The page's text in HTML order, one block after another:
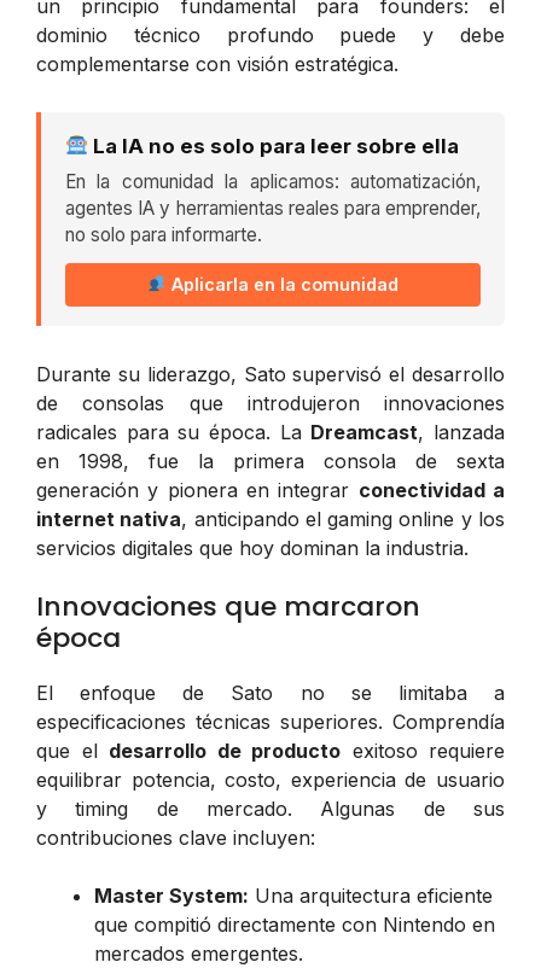
un principio fundamental para founders: el
dominio técnico profundo puede y debe
complementarse con visión estratégica.
La IA no es solo para leer sobre ella
En la comunidad la aplicamos: automatización,
agentes IA y herramientas reales para emprender,
no solo para informarte.
Aplicarla en la comunidad
Durante su liderazgo, Sato supervisó el desarrollo
de consolas que introdujeron innovaciones
radicales para su época. La Dreamcast, lanzada
en 1998, fue la primera consola de sexta
generación y pionera en integrar conectividad a
internet nativa, anticipando el gaming online y los
servicios digitales que hoy dominan la industria.
Innovaciones que marcaron
época
El enfoque de Sato no se limitaba a
especificaciones técnicas superiores. Comprendía
que el desarrollo de producto exitoso requiere
equilibrar potencia, costo, experiencia de usuario
y timing de mercado. Algunas de sus
contribuciones clave incluyen:
Master System: Una arquitectura eficiente
que compitió directamente con Nintendo en
mercados emergentes.